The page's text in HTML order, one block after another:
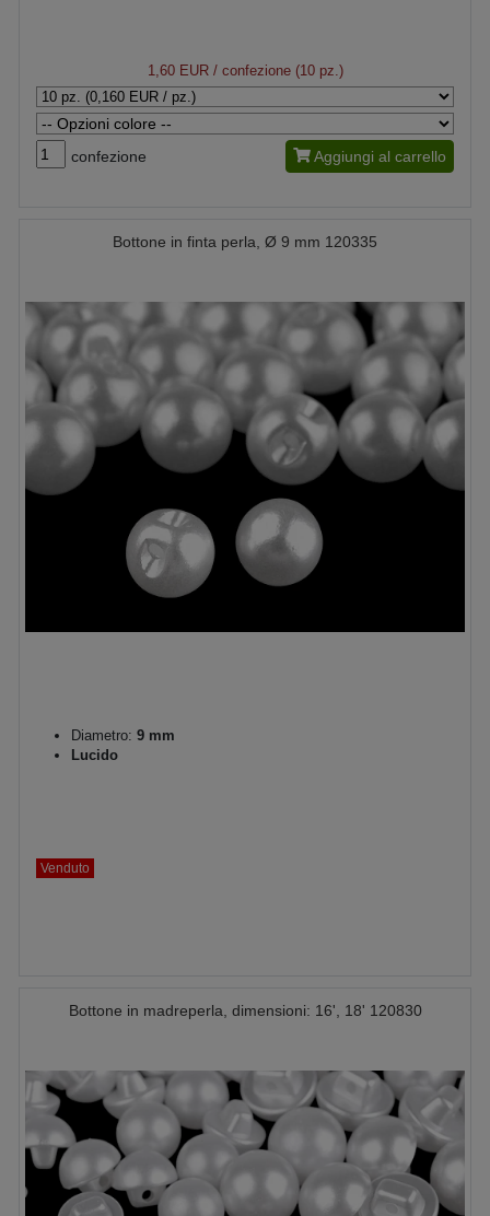
1,60 EUR/ confezione (10 pz.)
confezione Aggiungi al carrello
Bottone in finta perla, Ø 9 mm 120335
Diametro: 9 mm
Lucido
Venduto
Bottone in madreperla, dimensioni: 16', 18' 120830